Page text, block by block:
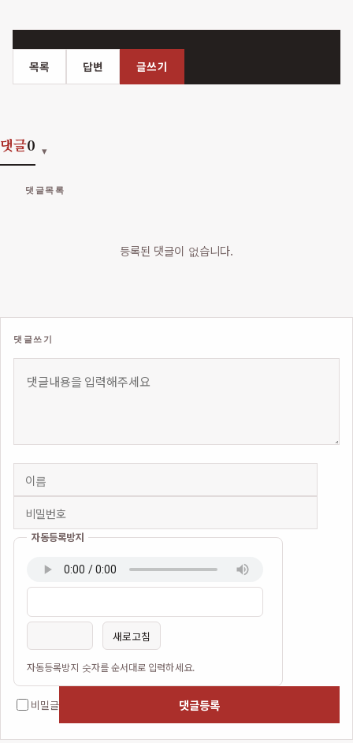
목록 답변 글쓰기
댓글0
댓글목록
등록된 댓글이 없습니다.
댓글쓰기
이름필수
비밀번호필수
자동등록방지
새로고침
자동등록방지 숫자를 순서대로 입력하세요.
비밀글 댓글등록